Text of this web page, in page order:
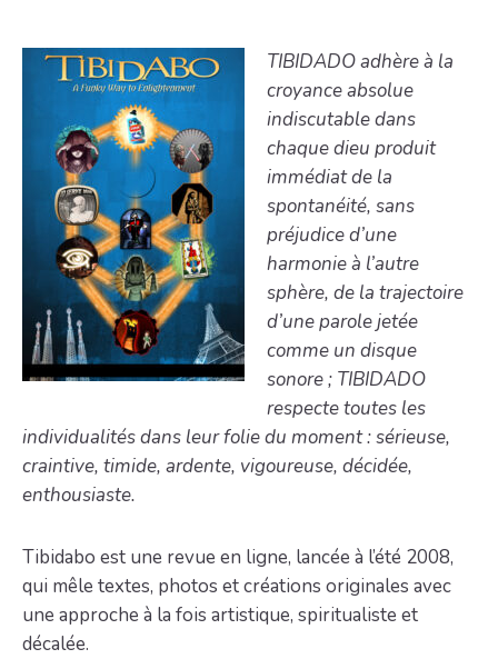
TIBIDADO adhère à la
croyance absolue
indiscutable dans
chaque dieu produit
immédiat de la
spontanéité, sans
préjudice d’une
harmonie à l’autre
sphère, de la trajectoire
d’une parole jetée
comme un disque
sonore ; TIBIDADO
respecte toutes les
individualités dans leur folie du moment : sérieuse,
craintive, timide, ardente, vigoureuse, décidée,
enthousiaste.
Tibidabo est une revue en ligne, lancée à l’été 2008,
qui mêle textes, photos et créations originales avec
une approche à la fois artistique, spiritualiste et
décalée.